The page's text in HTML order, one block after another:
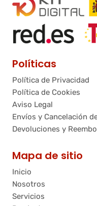
Políticas
Política de Privacidad
Política de Cookies
Aviso Legal
Envíos y Cancelación
Devoluciones y
Mapa de sitio
Inicio
Nosotros
Servicios